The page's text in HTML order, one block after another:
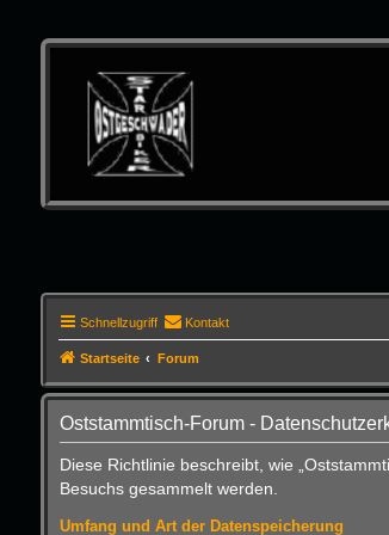
Schnellzugriff Kontakt
Startseite Forum
Oststammtisch-Forum -
Diese Richtlinie beschreibt, wie
Besuchs gesammelt werden.
Umfang und Art der Datenspeicherung